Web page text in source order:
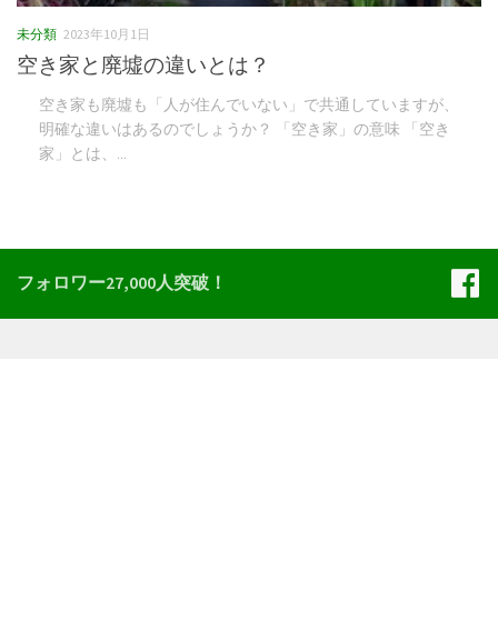
未分類 2023年10月1日
空き家と廃墟の違いとは？
空き家も廃墟も「人が住んでいない」で共通していますが、
明確な違いはあるのでしょうか？ 「空き家」の意味 「空き
家」とは、...
フォロワー27,000人突破！